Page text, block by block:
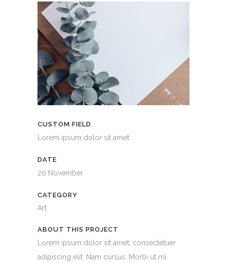
CUSTOM FIELD
Lorem ipsum dolor sit amet
DATE
20 November
CATEGORY
Art
ABOUT THIS PROJECT
Lorem ipsum dolor sit amet, consectetuer
adipiscing elit. Nam cursus. Morbi ut mi.